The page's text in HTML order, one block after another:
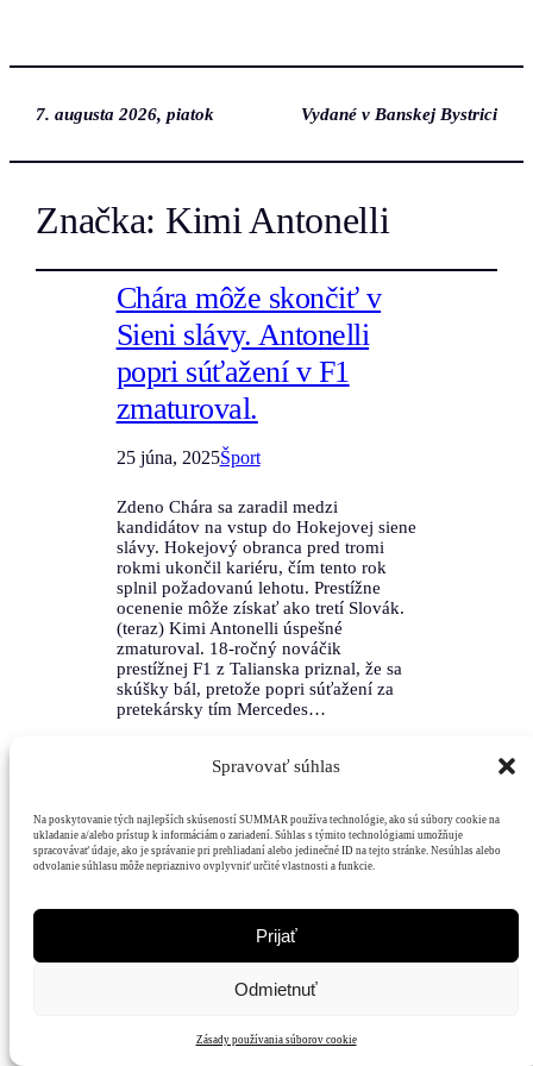
Spravovať súhlas
Na poskytovanie tých najlepších skúseností SUMMAR používa technológie, ako sú súbory cookie na
ukladanie a/alebo prístup k informáciám o zariadení. Súhlas s týmito technológiami umožňuje
spracovávať údaje, ako je správanie pri prehliadaní alebo jedinečné ID na tejto stránke. Nesúhlas alebo
odvolanie súhlasu môže nepriaznivo ovplyvniť určité vlastnosti a funkcie.
Prijať
Odmietnuť
Zásady používania súborov cookie
7. augusta 2026, piatok Vydané v Banskej Bystrici
Značka: Kimi Antonelli
Chára môže skončiť v
Sieni slávy. Antonelli
popri súťažení v F1
zmaturoval.
25 júna, 2025Šport
Zdeno Chára sa zaradil medzi
kandidátov na vstup do Hokejovej siene
slávy. Hokejový obranca pred tromi
rokmi ukončil kariéru, čím tento rok
splnil požadovanú lehotu. Prestížne
ocenenie môže získať ako tretí Slovák.
(teraz) Kimi Antonelli úspešné
zmaturoval. 18-ročný nováčik
prestížnej F1 z Talianska priznal, že sa
skúšky bál, pretože popri súťažení za
pretekársky tím Mercedes…
Hodnoty Čitatelia Podpora